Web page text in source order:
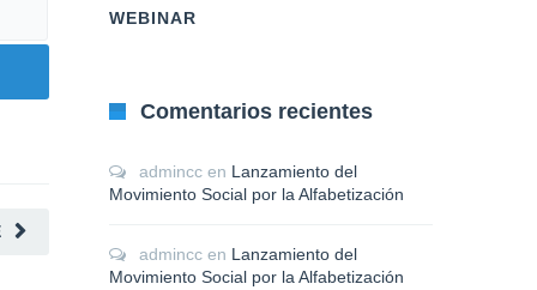
WEBINAR
Comentarios recientes
admincc en Lanzamiento del
Movimiento Social por la Alfabetización
admincc en Lanzamiento del
Movimiento Social por la Alfabetización